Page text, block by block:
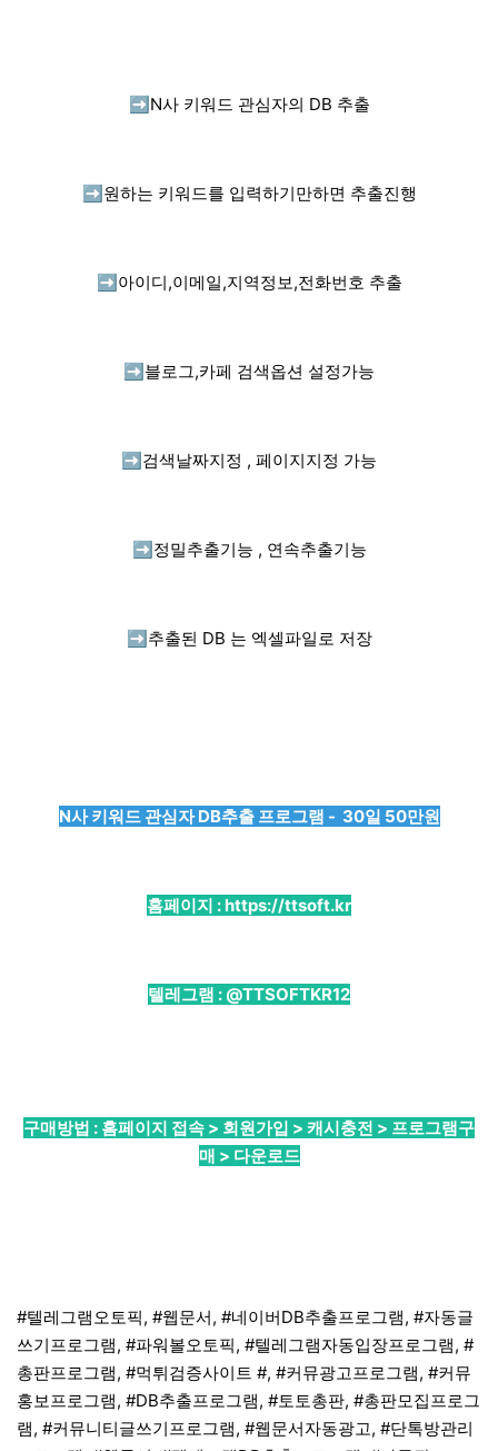
➡️ N사 키워드 관심자의 DB 추출
➡️ 원하는 키워드를 입력하기만하면 추출진행
➡️ 아이디,이메일,지역정보,전화번호 추출
➡️ 블로그,카페 검색옵션 설정가능
➡️ 검색날짜지정 , 페이지지정 가능
➡️ 정밀추출기능 , 연속추출기능
➡️ 추출된 DB 는 엑셀파일로 저장
N사 키워드 관심자 DB추출 프로그램 - 30일 50만원
홈페이지 :https://ttsoft.kr
텔레그램 : @TTSOFTKR12
구매방법 : 홈페이지 접속 > 회원가입 > 캐시충전 > 프로그램구
매 > 다운로드
#텔레그램오토픽, #웹문서, #네이버DB추출프로그램, #자동글
쓰기프로그램, #파워볼오토픽, #텔레그램자동입장프로그램, #
총판프로그램, #먹튀검증사이트 #, #커뮤광고프로그램, #커뮤
홍보프로그램, #DB추출프로그램, #토토총판, #총판모집프로그
램, #커뮤니티글쓰기프로그램, #웹문서자동광고, #단톡방관리